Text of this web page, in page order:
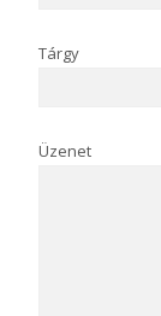
Tárgy
Üzenet